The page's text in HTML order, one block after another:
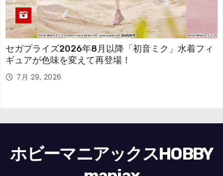
セガプライズ2026年8月以降「初音ミク」水着フィ
ギュアが色味を変えて再登場！
7月 29, 2026
ホビーマニアックスHOBBY